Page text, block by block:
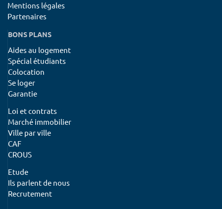
Mentions légales
Partenaires
BONS PLANS
Aides au logement
Spécial étudiants
Colocation
Se loger
Garantie
Loi et contrats
Marché immobilier
Ville par ville
CAF
CROUS
Etude
Ils parlent de nous
Recrutement